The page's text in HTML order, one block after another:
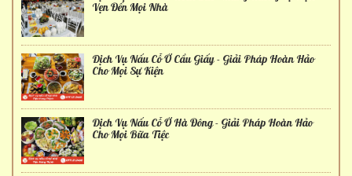
Vẹn Đến Mọi Nhà
Dịch Vụ Nấu Cỗ Ở Cầu Giấy - Giải Pháp Hoàn Hảo
Cho Mọi Sự Kiện
Dịch Vụ Nấu Cỗ Ở Hà Đông - Giải Pháp Hoàn Hảo
Cho Mọi Bữa Tiệc